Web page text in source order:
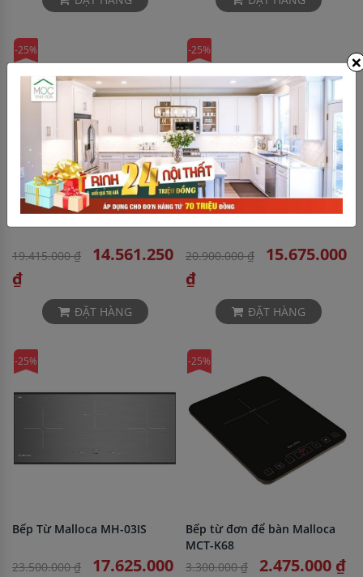
-25%
Bếp Từ Malloca MH-02I D
19.415.000 ₫
14.561.250
₫
ĐẶT HÀNG
-25%
Bếp Từ Malloca MH-02IS
20.900.000 ₫
15.675.000
₫
ĐẶT HÀNG
-25%
Bếp Từ Malloca MH-03IS
23.500.000 ₫
17.625.000
-25%
Bếp từ đơn để bàn Malloca
MCT-K68
3.300.000 ₫
2.475.000 ₫
×